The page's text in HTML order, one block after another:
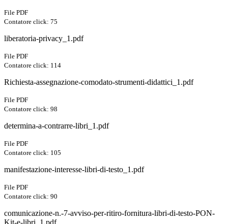
File PDF
Contatore click: 75
liberatoria-privacy_1.pdf
File PDF
Contatore click: 114
Richiesta-assegnazione-comodato-strumenti-didattici_1.pdf
File PDF
Contatore click: 98
determina-a-contrarre-libri_1.pdf
File PDF
Contatore click: 105
manifestazione-interesse-libri-di-testo_1.pdf
File PDF
Contatore click: 90
comunicazione-n.-7-avviso-per-ritiro-fornitura-libri-di-testo-PON-